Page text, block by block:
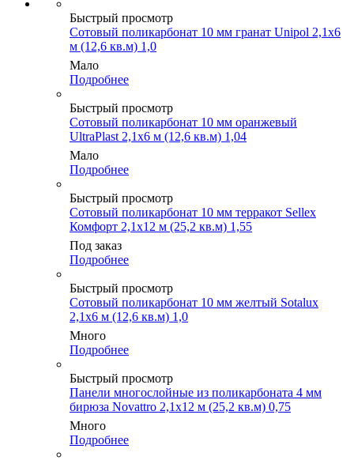
Быстрый просмотр
Сотовый поликарбонат 10 мм гранат Unipol 2,1х6
м (12,6 кв.м) 1,0
Мало
Подробнее
Быстрый просмотр
Сотовый поликарбонат 10 мм оранжевый
UltraPlast 2,1х6 м (12,6 кв.м) 1,04
Мало
Подробнее
Быстрый просмотр
Сотовый поликарбонат 10 мм терракот Sellex
Комфорт 2,1х12 м (25,2 кв.м) 1,55
Под заказ
Подробнее
Быстрый просмотр
Сотовый поликарбонат 10 мм желтый Sotalux
2,1х6 м (12,6 кв.м) 1,0
Много
Подробнее
Быстрый просмотр
Панели многослойные из поликарбоната 4 мм
бирюза Novattro 2,1х12 м (25,2 кв.м) 0,75
Много
Подробнее